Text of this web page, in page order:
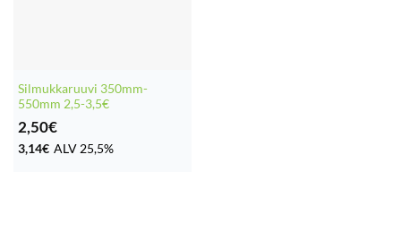
Silmukkaruuvi 350mm-
550mm 2,5-3,5€
2,50€
3,14€ ALV 25,5%